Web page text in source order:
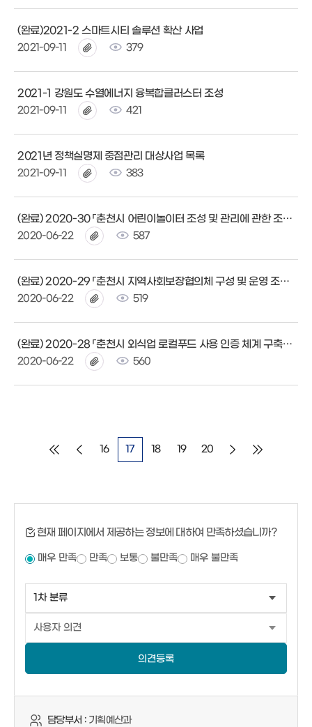
(완료)2021-2 스마트시티 솔루션 확산 사업
2021-09-11 379
2021-1 강원도 수열에너지 융복합클러스터 조성
2021-09-11 421
2021년 정책실명제 중점관리 대상사업 목록
2021-09-11 383
(완료) 2020-30 「춘천시 어린이놀이터 조성 및 관리에 관한 조례」제정
2020-06-22 587
(완료) 2020-29 「춘천시 지역사회보장협의체 구성 및 운영 조례」개정
2020-06-22 519
(완료) 2020-28 「춘천시 외식업 로컬푸드 사용 인증 체계 구축 및 지원 조례 시행규칙」제정
2020-06-22 560
16 17 18 19 20
현재 페이지에서 제공하는 정보에 대하여 만족하셨습니까?
매우 만족 만족 보통 불만족 매우 불만족
의견등록
담당부서 :기획예산과